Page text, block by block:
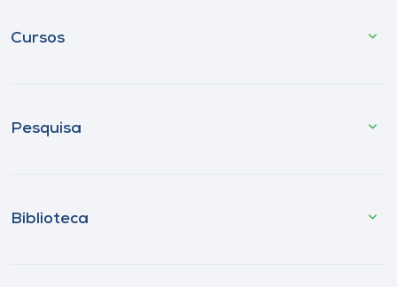
Cursos
Pesquisa
Biblioteca